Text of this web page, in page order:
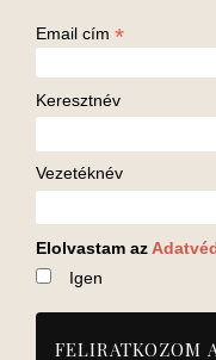
Email cím *
Keresztnév
Vezetéknév
Elolvastam az
Igen